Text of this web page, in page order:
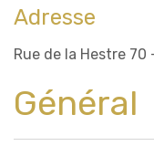
Adresse
Rue de la Hestre
Général